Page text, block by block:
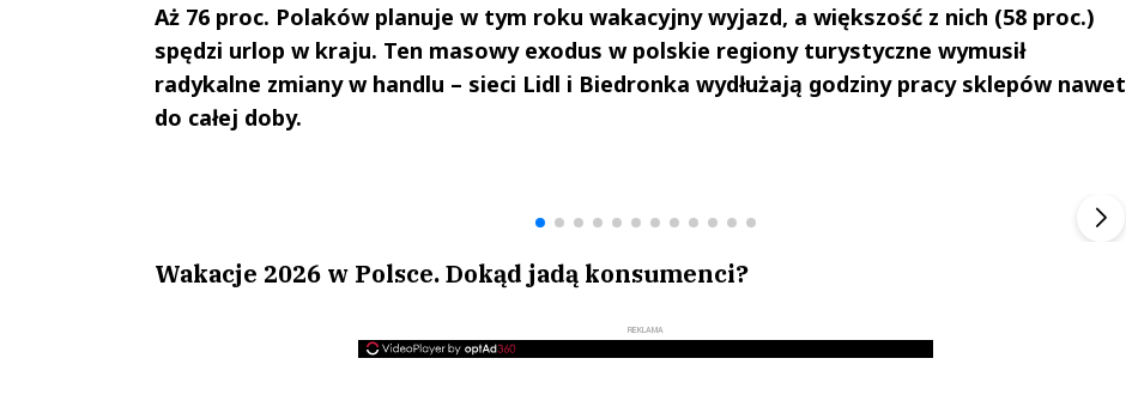
Aż 76 proc. Polaków planuje w tym roku wakacyjny wyjazd, a większość z nich (58 proc.)
spędzi urlop w kraju. Ten masowy exodus w polskie regiony turystyczne wymusił
radykalne zmiany w handlu – sieci Lidl i Biedronka wydłużają godziny pracy sklepów nawet
do całej doby.
Wakacje 2026 w Polsce. Dokąd jadą konsumenci?
REKLAMA